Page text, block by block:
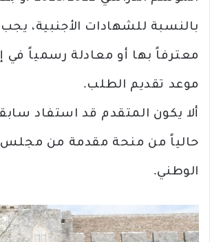
بالنسبة للشهادات الأجنبية،
معترفاً بها أو معادلة رسمياً في
موعد تقديم الطلب.
ألا يكون المتقدم قد استفاد
حالياً من منحة مقدمة من مجلس
الوطني.